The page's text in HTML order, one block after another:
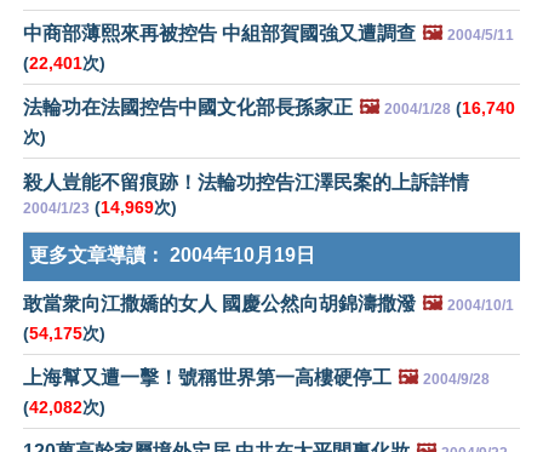
中商部薄熙來再被控告 中組部賀國強又遭調查 🖼️ 2004/5/11
(22,401次)
法輪功在法國控告中國文化部長孫家正 🖼️ 2004/1/28 (16,740
次)
殺人豈能不留痕跡！法輪功控告江澤民案的上訴詳情
2004/1/23 (14,969次)
更多文章導讀： 2004年10月19日
敢當衆向江撒嬌的女人 國慶公然向胡錦濤撒潑 🖼️ 2004/10/1
(54,175次)
上海幫又遭一擊！號稱世界第一高樓硬停工 🖼️ 2004/9/28
(42,082次)